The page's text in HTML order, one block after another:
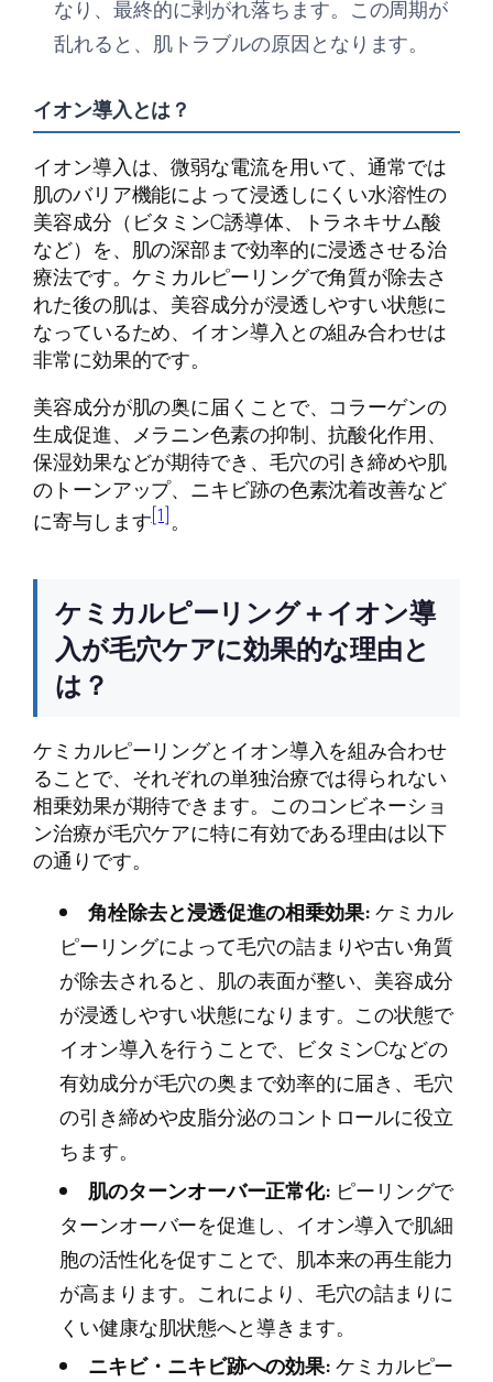
なり、最終的に剥がれ落ちます。この周期が
乱れると、肌トラブルの原因となります。
イオン導入とは？
イオン導入は、微弱な電流を用いて、通常では
肌のバリア機能によって浸透しにくい水溶性の
美容成分（ビタミンC誘導体、トラネキサム酸
など）を、肌の深部まで効率的に浸透させる治
療法です。ケミカルピーリングで角質が除去さ
れた後の肌は、美容成分が浸透しやすい状態に
なっているため、イオン導入との組み合わせは
非常に効果的です。
美容成分が肌の奥に届くことで、コラーゲンの
生成促進、メラニン色素の抑制、抗酸化作用、
保湿効果などが期待でき、毛穴の引き締めや肌
のトーンアップ、ニキビ跡の色素沈着改善など
に寄与します[1]。
ケミカルピーリング＋イオン導
入が毛穴ケアに効果的な理由と
は？
ケミカルピーリングとイオン導入を組み合わせ
ることで、それぞれの単独治療では得られない
相乗効果が期待できます。このコンビネーショ
ン治療が毛穴ケアに特に有効である理由は以下
の通りです。
角栓除去と浸透促進の相乗効果:ケミカル
ピーリングによって毛穴の詰まりや古い角質
が除去されると、肌の表面が整い、美容成分
が浸透しやすい状態になります。この状態で
イオン導入を行うことで、ビタミンCなどの
有効成分が毛穴の奥まで効率的に届き、毛穴
の引き締めや皮脂分泌のコントロールに役立
ちます。
肌のターンオーバー正常化: ピーリングで
ターンオーバーを促進し、イオン導入で肌細
胞の活性化を促すことで、肌本来の再生能力
が高まります。これにより、毛穴の詰まりに
くい健康な肌状態へと導きます。
ニキビ・ニキビ跡への効果:ケミカルピー